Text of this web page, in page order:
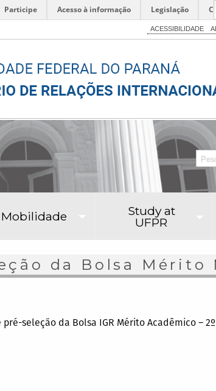
Participe Acesso à informação Legislação
ACESSIBILIDADE
Mobilidade Study at
UFPR
da Bolsa Mérito
seleção da Bolsa IGR Mérito Acadêmico –